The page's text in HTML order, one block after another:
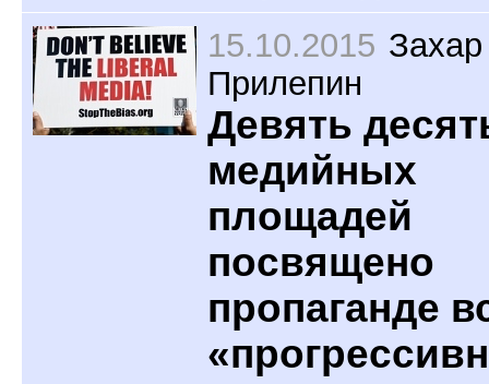
15.10.2015 Захар
Прилепин
Девять
медийных
площадей
посвящено
пропаганде